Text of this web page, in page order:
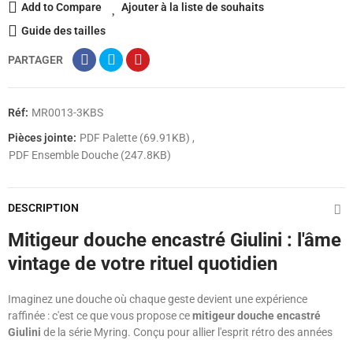
Add to Compare
Ajouter à la liste de souhaits
Guide des tailles
PARTAGER
Réf: MR0013-3KBS
Pièces jointe: PDF Palette (69.91KB)
PDF Ensemble Douche (247.8KB)
DESCRIPTION
Mitigeur douche encastré Giulini : l'âme
vintage de votre rituel quotidien
Imaginez une douche où chaque geste devient une expérience
raffinée : c'est ce que vous propose cemitigeur douche encastré
Giulini de la série Myring. Conçu pour allier l'esprit rétro des années